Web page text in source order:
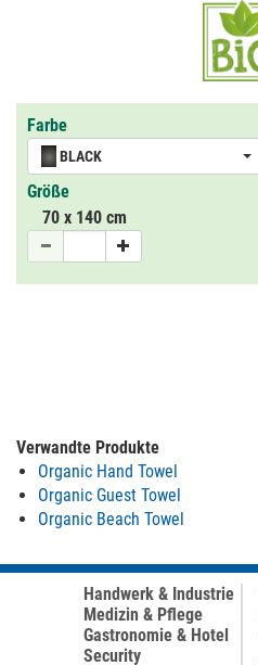
Farbe
BLACK
Größe
70 x 140 cm
Verwandte Produkte
Organic Hand Towel
Organic Guest Towel
Organic Beach Towel
Handwerk & Industrie
Medizin & Pflege
Gastronomie & Hotel
Security